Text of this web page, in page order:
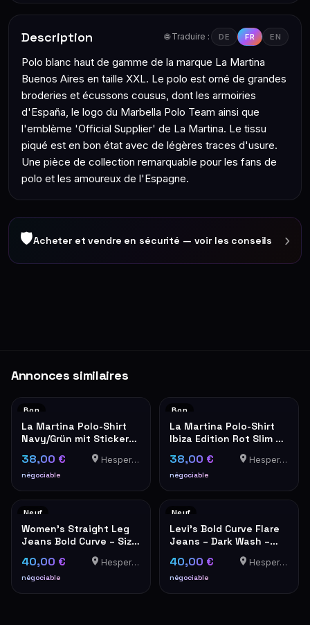
Description 🌐 Traduire : DE FR EN
Polo blanc haut de gamme de la marque La Martina
Buenos Aires en taille XXL. Le polo est orné de grandes
broderies et écussons cousus, dont les armoiries
d'España, le logo du Marbella Polo Team ainsi que
l'emblème 'Official Supplier' de La Martina. Le tissu
piqué est en bon état avec de légères traces d'usure.
Une pièce de collection remarquable pour les fans de
polo et les amoureux de l'Espagne.
🛡Acheter et vendre en sécurité — voir les conseils ›
Annonces similaires
Bon
La Martina Polo-Shirt
Navy/Grün mit Stickerei
38,00 €
négociable
Hesperange
Bon
La Martina Polo-Shirt
Ibiza Edition Rot Slim Fit
38,00 €
négociable
Hesperange
Neuf
Women's Straight Leg
Jeans Bold Curve – Size
25 – NEW with Tags
40,00 €
négociable
Hesperange
Neuf
Levi's Bold Curve Flare
Jeans – Dark Wash –
40,00 €
négociable
Hesperange